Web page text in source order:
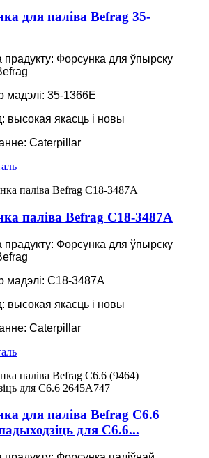
для паліва Befrag 35-
прадукту: Форсунка для ўпырску
мадэлі: 35-1366E
высокая якасць і новы
Caterpillar
паліва Befrag C18-3487A
прадукту: Форсунка для ўпырску
мадэлі: C18-3487A
высокая якасць і новы
Caterpillar
для паліва Befrag C6.6
для C6.6...